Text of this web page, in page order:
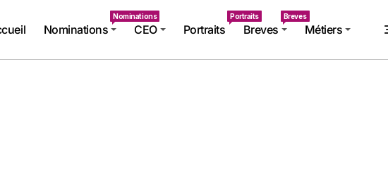
Nominations
Nominations
CEO Portraits
Portraits
Breves
Breves
Métiers